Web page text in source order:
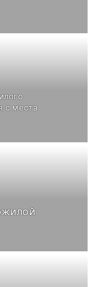
с места